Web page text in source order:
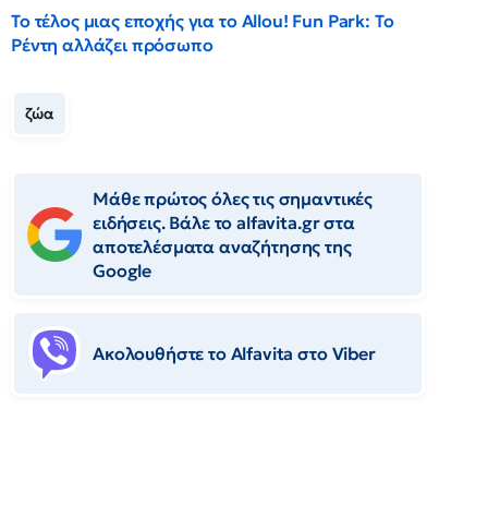
Το τέλος μιας εποχής για το Allou! Fun Park: Το
Ρέντη αλλάζει πρόσωπο
ζώα
Μάθε πρώτος όλες τις σημαντικές
ειδήσεις. Βάλε το alfavita.gr στα
αποτελέσματα αναζήτησης της
Google
Ακολουθήστε το Αlfavita στο Viber